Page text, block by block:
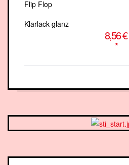
Klarlack glanz
8,56 €
*